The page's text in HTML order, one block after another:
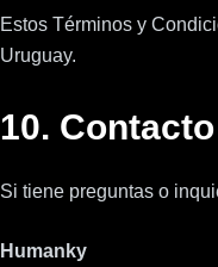
Estos Términos y
Uruguay.
10. Contacto
Si tiene preguntas o
Humanky